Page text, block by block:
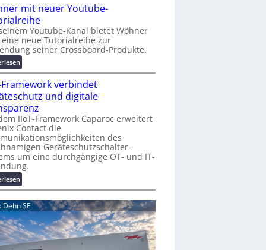
o
s
t
e
n
f
a
l
l
e
A
Z
ü
r
i
c
:
T
r
e
f
f
p
u
n
k
f
ü
r
p
mit neuer Youtube-
Youtube-Kanal bietet Wöhner
neue Tutorialreihe zur
seiner Crossboard-Produkte.
:
W
ö
h
n
e
r
m
i
t
n
e
u
e
r
Y
o
u
Framework verbindet
und digitale
IIoT-Framework Caparoc erweitert
Contact die
des
Geräteschutzschalter-
um eine durchgängige OT- und IT-
:
I
I
o
T
-
F
Dehn SE